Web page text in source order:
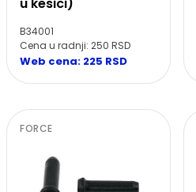
u kesici)
B34001
Cena u radnji: 250 RSD
Web cena: 225 RSD
FORCE